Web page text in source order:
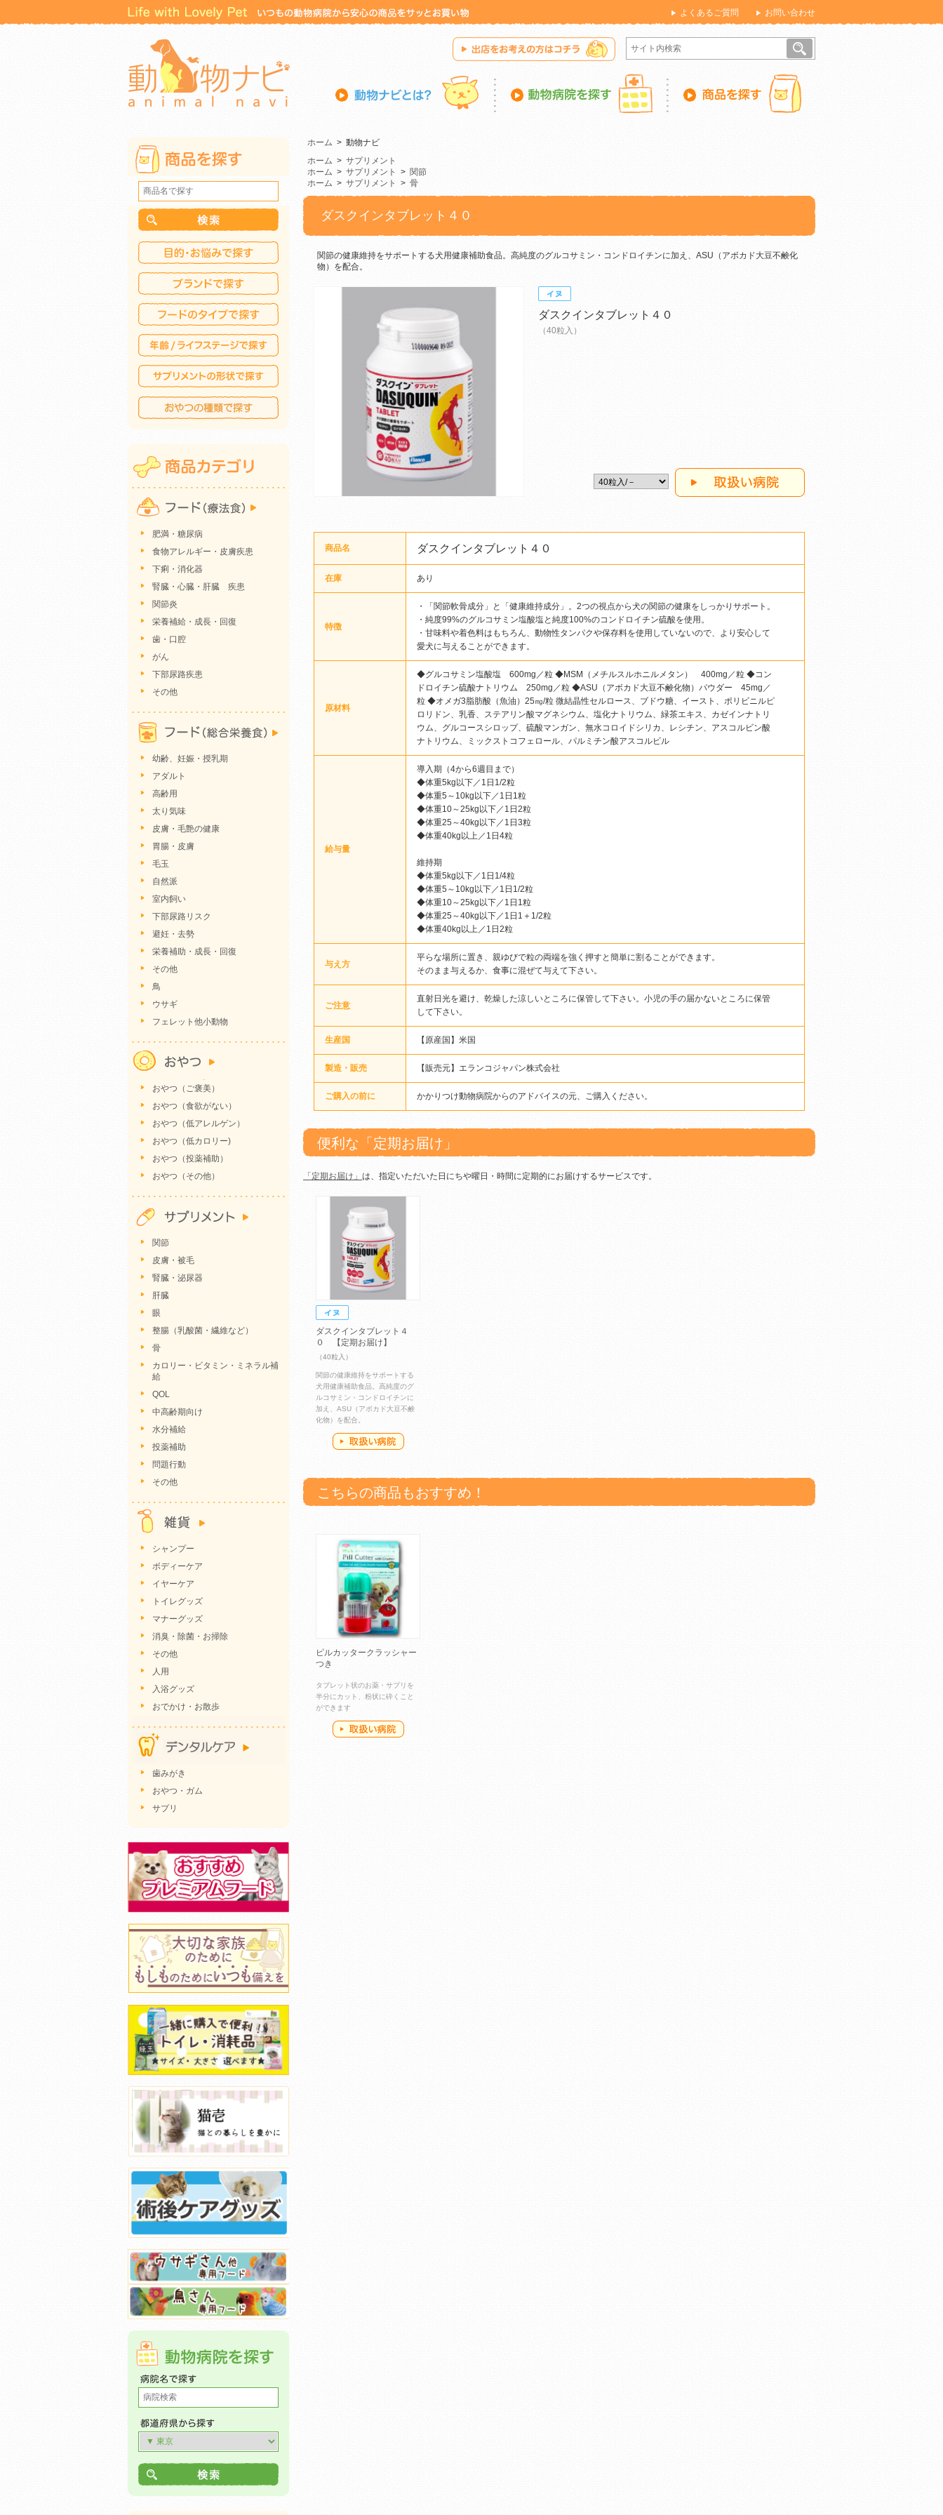
よくあるご質問 お問い合わせ
ホーム > 動物ナビ
ホーム > サプリメント
ホーム > サプリメント > 関節
ホーム > サプリメント > 骨
ダスクインタブレット４０
関節の健康維持をサポートする犬用健康補助食品。高純度のグルコサミン・コンドロイチンに加え、ASU（アボカド大豆不鹸化
物）を配合。
ダスクインタブレット４０
（40粒入）
商品名 ダスクインタブレット４０
在庫 あり
特徴
・「関節軟骨成分」と「健康維持成分」。2つの視点から犬の関節の健康をしっかりサポート。
・純度99%のグルコサミン塩酸塩と純度100%のコンドロイチン硫酸を使用。
・甘味料や着色料はもちろん、動物性タンパクや保存料を使用していないので、より安心して
愛犬に与えることができます。
原材料
◆グルコサミン塩酸塩 600mg／粒 ◆MSM（メチルスルホニルメタン） 400mg／粒 ◆コン
ドロイチン硫酸ナトリウム 250mg／粒 ◆ASU（アボカド大豆不鹸化物）パウダー 45mg／
粒 ◆オメガ3脂肪酸（魚油）25㎎/粒 微結晶性セルロース、ブドウ糖、イースト、ポリビニルピ
ロリドン、乳香、ステアリン酸マグネシウム、塩化ナトリウム、緑茶エキス、カゼインナトリ
ウム、グルコースシロップ、硫酸マンガン、無水コロイドシリカ、レシチン、アスコルビン酸
ナトリウム、ミックストコフェロール、パルミチン酸アスコルビル
給与量
導入期（4から6週目まで）
◆体重5kg以下／1日1/2粒
◆体重5～10kg以下／1日1粒
◆体重10～25kg以下／1日2粒
◆体重25～40kg以下／1日3粒
◆体重40kg以上／1日4粒
維持期
◆体重5kg以下／1日1/4粒
◆体重5～10kg以下／1日1/2粒
◆体重10～25kg以下／1日1粒
◆体重25～40kg以下／1日1＋1/2粒
◆体重40kg以上／1日2粒
与え方
平らな場所に置き、親ゆびで粒の両端を強く押すと簡単に割ることができます。
そのまま与えるか、食事に混ぜて与えて下さい。
ご注意
直射日光を避け、乾燥した涼しいところに保管して下さい。小児の手の届かないところに保管
して下さい。
生産国 【原産国】米国
製造・販売 【販売元】エランコジャパン株式会社
ご購入の前に かかりつけ動物病院からのアドバイスの元、ご購入ください。
便利な「定期お届け」
「定期お届け」 は、指定いただいた日にちや曜日・時間に定期的にお届けするサービスです。
ダスクインタブレット４
０ 【定期お届け】
（40粒入）
関節の健康維持をサポートする
犬用健康補助食品。高純度のグ
ルコサミン・コンドロイチンに
加え、ASU（アボカド大豆不鹸
化物）を配合。
こちらの商品もおすすめ！
ピルカッタークラッシャー
つき
タブレット状のお薬・サプリを
半分にカット、粉状に砕くこと
ができます
肥満・糖尿病
食物アレルギー・皮膚疾患
下痢・消化器
腎臓・心臓・肝臓 疾患
関節炎
栄養補給・成長・回復
歯・口腔
がん
下部尿路疾患
その他
幼齢、妊娠・授乳期
アダルト
高齢用
太り気味
皮膚・毛艶の健康
胃腸・皮膚
毛玉
自然派
室内飼い
下部尿路リスク
避妊・去勢
栄養補助・成長・回復
その他
鳥
ウサギ
フェレット他小動物
おやつ（ご褒美）
おやつ（食欲がない）
おやつ（低アレルゲン）
おやつ（低カロリー)
おやつ（投薬補助）
おやつ（その他）
関節
皮膚・被毛
腎臓・泌尿器
肝臓
眼
整腸（乳酸菌・繊維など）
骨
カロリー・ビタミン・ミネラル補
給
QOL
中高齢期向け
水分補給
投薬補助
問題行動
その他
シャンプー
ボディーケア
イヤーケア
トイレグッズ
マナーグッズ
消臭・除菌・お掃除
その他
人用
入浴グッズ
おでかけ・お散歩
歯みがき
おやつ・ガム
サプリ